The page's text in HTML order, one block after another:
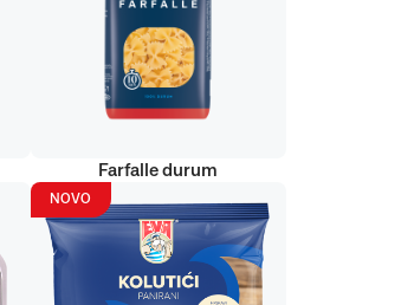
Farfalle durum
NOVO